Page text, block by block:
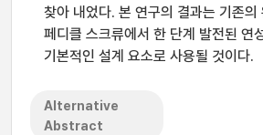
찾아 내었다. 본 연구의 결과는 기존의
페디클 스크류에서 한 단계 발전된 연
기본적인 설계 요소로 사용될 것이다.
Alternative
Abstract